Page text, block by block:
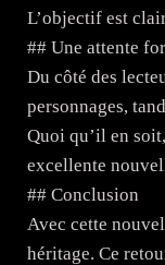
L’objectif est
## Une attente
Du côté des
personnages,
Quoi qu’il en
excellente
## Conclusion
Avec cette
héritage. Ce